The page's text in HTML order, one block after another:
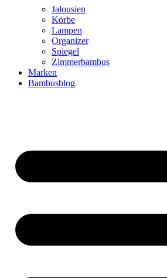
Jalousien
Körbe
Lampen
Organizer
Spiegel
Zimmerbambus
Marken
Bambusblog